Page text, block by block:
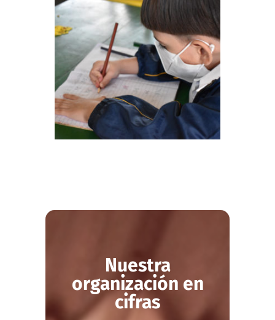
Nuestra
organización en
cifras